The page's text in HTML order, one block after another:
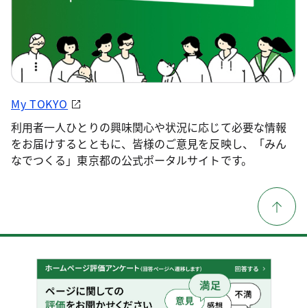
My TOKYO
利用者一人ひとりの興味関心や状況に応じて必要な情報
をお届けするとともに、皆様のご意見を反映し、「みん
なでつくる」東京都の公式ポータルサイトです。